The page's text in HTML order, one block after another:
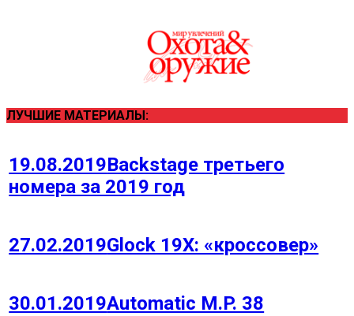
ЛУЧШИЕ МАТЕРИАЛЫ:
19.08.2019Backstage третьего
номера за 2019 год
27.02.2019Glock 19Х: «кроссовер»
30.01.2019Automatic M.P. 38